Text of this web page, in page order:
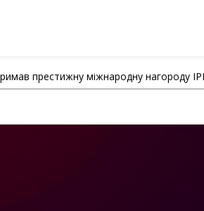
престижну міжнародну нагороду